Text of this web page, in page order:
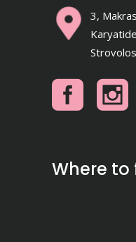
3,
Where to